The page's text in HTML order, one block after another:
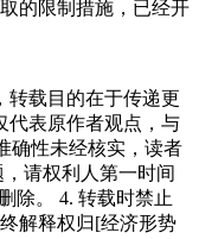
的限制措施，已经开
转载目的在于传递更
代表原作者观点，与
确性未经核实，读者
请权利人第一时间
除。 4. 转载时禁止
解释权归[经济形势